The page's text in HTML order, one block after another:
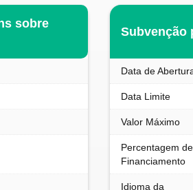
sobre
Subvenção
Data de
Data Limite
Valor Máximo
Percentagem de
Financiamento
Idioma da